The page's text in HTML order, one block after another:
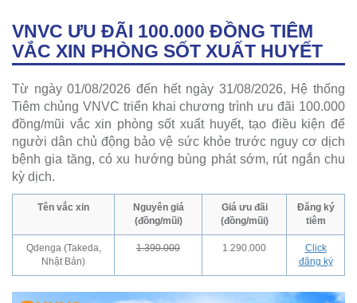
VNVC ƯU ĐÃI 100.000 ĐỒNG TIÊM
VẮC XIN PHÒNG SỐT XUẤT HUYẾT
Từ ngày 01/08/2026 đến hết ngày 31/08/2026, Hệ thống
Tiêm chủng VNVC triển khai chương trình ưu đãi 100.000
đồng/mũi vắc xin phòng sốt xuất huyết, tạo điều kiện để
người dân chủ động bảo vệ sức khỏe trước nguy cơ dịch
bệnh gia tăng, có xu hướng bùng phát sớm, rút ngắn chu
kỳ dịch.
Tên vắc xin
Nguyên giá
(đồng/mũi)
Giá ưu đãi
(đồng/mũi)
Đăng ký
tiêm
Qdenga (Takeda,
Nhật Bản)
1.390.000 1.290.000
Click
đăng ký